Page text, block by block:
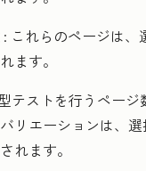
: これらのページは、
ます。
テストを行うページ
リエーションは、
れます。